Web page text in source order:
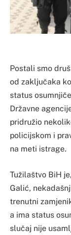
Postali smo
od zaključaka
status
Državne
pridružio
policijskom i
na meti istrage.
Tužilaštvo BiH
Galić,
trenutni
a ima status
slučaj nije